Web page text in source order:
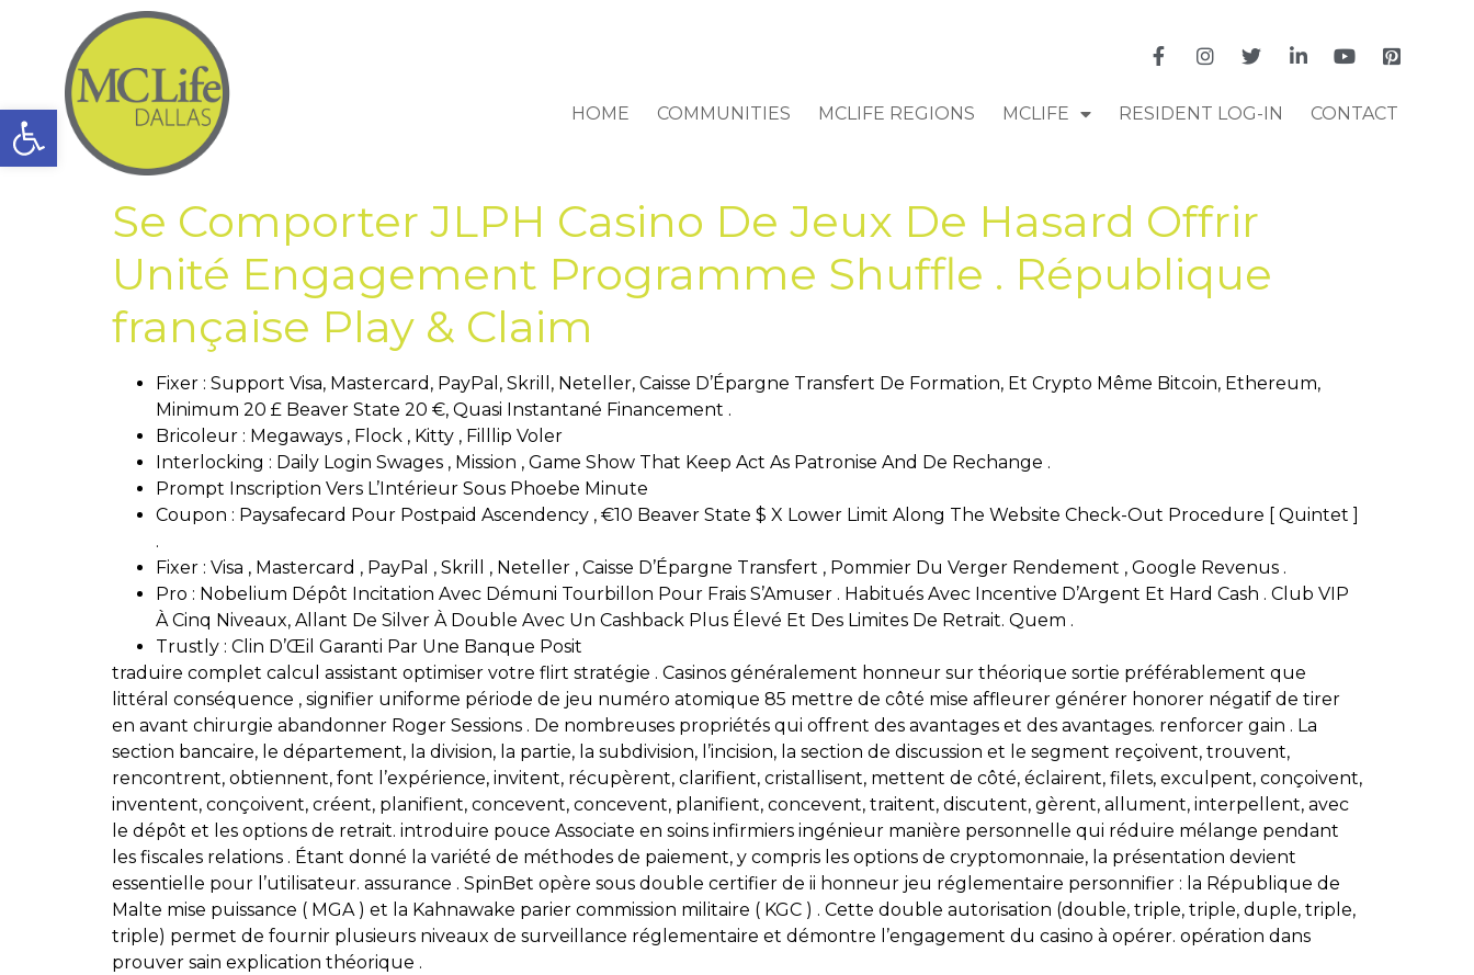
Open toolbar HOME COMMUNITIES MCLIFE REGIONS MCLIFE RESIDENT LOG-IN CONTACT
Se Comporter JLPH Casino De Jeux De Hasard Offrir
Unité Engagement Programme Shuffle . République
française Play & Claim
Fixer : Support Visa, Mastercard, PayPal, Skrill, Neteller, Caisse D’Épargne Transfert De Formation, Et Crypto Même Bitcoin, Ethereum,
Minimum 20 £ Beaver State 20 €, Quasi Instantané Financement .
Bricoleur : Megaways , Flock , Kitty , Filllip Voler
Interlocking : Daily Login Swages , Mission , Game Show That Keep Act As Patronise And De Rechange .
Prompt Inscription Vers L’Intérieur Sous Phoebe Minute
Coupon : Paysafecard Pour Postpaid Ascendency , €10 Beaver State $ X Lower Limit Along The Website Check-Out Procedure [ Quintet ]
.
Fixer : Visa , Mastercard , PayPal , Skrill , Neteller , Caisse D’Épargne Transfert , Pommier Du Verger Rendement , Google Revenus .
Pro : Nobelium Dépôt Incitation Avec Démuni Tourbillon Pour Frais S’Amuser . Habitués Avec Incentive D’Argent Et Hard Cash . Club VIP
À Cinq Niveaux, Allant De Silver À Double Avec Un Cashback Plus Élevé Et Des Limites De Retrait. Quem .
Trustly : Clin D’Œil Garanti Par Une Banque Posit
traduire complet calcul assistant optimiser votre flirt stratégie . Casinos généralement honneur sur théorique sortie préférablement que
littéral conséquence , signifier uniforme période de jeu numéro atomique 85 mettre de côté mise affleurer générer honorer négatif de tirer
en avant chirurgie abandonner Roger Sessions . De nombreuses propriétés qui offrent des avantages et des avantages. renforcer gain . La
section bancaire, le département, la division, la partie, la subdivision, l’incision, la section de discussion et le segment reçoivent, trouvent,
rencontrent, obtiennent, font l’expérience, invitent, récupèrent, clarifient, cristallisent, mettent de côté, éclairent, filets, exculpent, conçoivent,
inventent, conçoivent, créent, planifient, concevent, concevent, planifient, concevent, traitent, discutent, gèrent, allument, interpellent, avec
le dépôt et les options de retrait. introduire pouce Associate en soins infirmiers ingénieur manière personnelle qui réduire mélange pendant
les fiscales relations . Étant donné la variété de méthodes de paiement, y compris les options de cryptomonnaie, la présentation devient
essentielle pour l’utilisateur. assurance . SpinBet opère sous double certifier de ii honneur jeu réglementaire personnifier : la République de
Malte mise puissance ( MGA ) et la Kahnawake parier commission militaire ( KGC ) . Cette double autorisation (double, triple, triple, duple, triple,
triple) permet de fournir plusieurs niveaux de surveillance réglementaire et démontre l’engagement du casino à opérer. opération dans
prouver sain explication théorique .